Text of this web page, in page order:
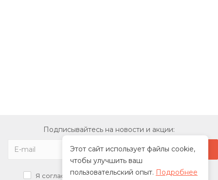
Этот сайт использует файлы cookie,
чтобы улучшить ваш
пользовательский опыт. Подробнее
Подписывайтесь на новости и акции:
Я согласен наобработку персональных данных